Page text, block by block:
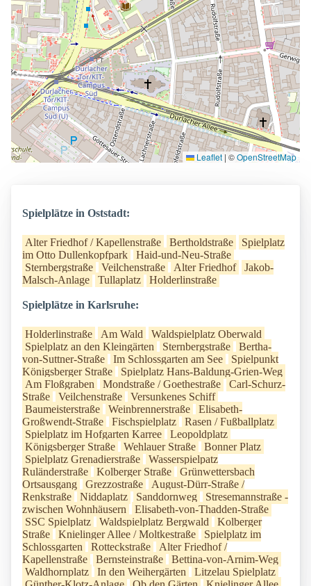
Leaflet | ©OpenStreetMap
Spielplätze in Oststadt:
Alter Friedhof / Kapellenstraße Bertholdstraße
Spielplatz
im Otto Dullenkopfpark
Haid-und-Neu-Straße
Sternbergstraße
Veilchenstraße Alter Friedhof
Jakob-
Malsch-Anlage
Tullaplatz Holderlinstraße
Spielplätze in Karlsruhe:
Holderlinstraße Am Wald
Waldspielplatz Oberwald
Spielplatz an den Kleingärten
Sternbergstraße
Bertha-
von-Suttner-Straße
Im Schlossgarten am See
Spielpunkt
Königsberger Straße
Spielplatz Hans-Baldung-Grien-Weg
Am Floßgraben
Mondstraße / Goethestraße
Carl-Schurz-
Straße
Veilchenstraße
Versunkenes Schiff
Baumeisterstraße
Weinbrennerstraße
Elisabeth-
Großwendt-Straße
Fischspielplatz
Rasen / Fußballplatz
Spielplatz im Hofgarten Karree
Leopoldplatz
Königsberger Straße
Wehlauer Straße
Bonner Platz
Spielplatz Grenadierstraße
Wasserspielpatz
Ruländerstraße
Kolberger Straße
Grünwettersbach
Ortsausgang
Grezzostraße
August-Dürr-Straße /
Renkstraße
Niddaplatz Sanddornweg
Stresemannstraße -
zwischen Wohnhäusern
Elisabeth-von-Thadden-Straße
SSC Spielplatz
Waldspielplatz Bergwald
Kolberger
Straße
Knielinger Allee / Moltkestraße
Spielplatz im
Schlossgarten
Rotteckstraße
Alter Friedhof /
Kapellenstraße
Bernsteinstraße
Bettina-von-Arnim-Weg
Waldhornplatz
In den Weihergärten
Litzelau Spielplatz